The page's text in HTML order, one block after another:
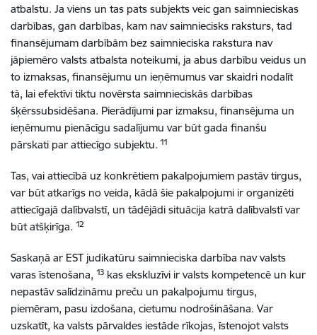
atbalstu. Ja viens un tas pats subjekts veic gan saimnieciskas
darbības, gan darbības, kam nav saimniecisks raksturs, tad
finansējumam darbībām bez saimnieciska rakstura nav
jāpiemēro valsts atbalsta noteikumi, ja abus darbību veidus un
to izmaksas, finansējumu un ieņēmumus var skaidri nodalīt
tā, lai efektīvi tiktu novērsta saimnieciskās darbības
šķērssubsidēšana. Pierādījumi par izmaksu, finansējuma un
ieņēmumu pienācīgu sadalījumu var būt gada finanšu
pārskati par attiecīgo subjektu. 11
Tas, vai attiecībā uz konkrētiem pakalpojumiem pastāv tirgus,
var būt atkarīgs no veida, kādā šie pakalpojumi ir organizēti
attiecīgajā dalībvalstī, un tādējādi situācija katrā dalībvalstī var
būt atšķirīga. 12
Saskaņā ar EST judikatūru saimnieciska darbība nav valsts
varas īstenošana, 13 kas ekskluzīvi ir valsts kompetencē un kur
nepastāv salīdzināmu preču un pakalpojumu tirgus,
piemēram, pasu izdošana, cietumu nodrošināšana. Var
uzskatīt, ka valsts pārvaldes iestāde rīkojas, īstenojot valsts